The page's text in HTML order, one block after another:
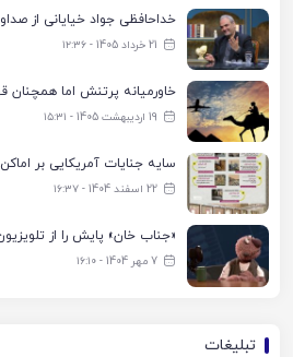
خداحافظی جواد خیایانی از
21 خرداد 1405 - ۱۲:۳۶
خاورمیانه پرتنش اما همچنان
19 اردیبهشت 1405 - ۱۵:۳۱
سایه جنایات آمریکایی بر
22 اسفند 1404 - ۱۶:۳۷
«جناب خان» پایش را از
7 مهر 1404 - ۱۶:۱۰
تبلیغات